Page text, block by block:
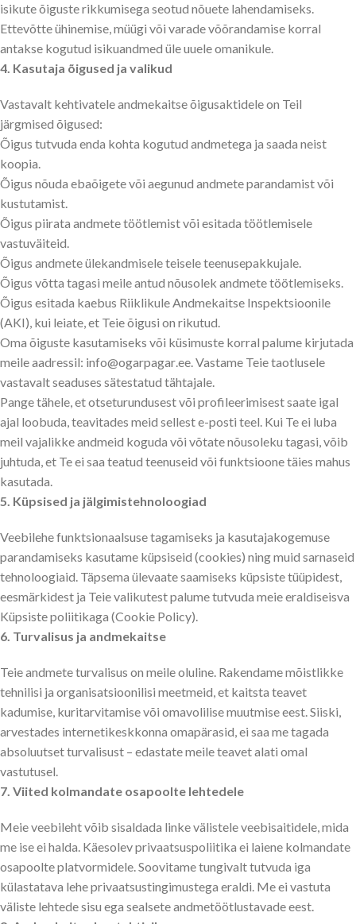
isikute õiguste rikkumisega seotud nõuete lahendamiseks.
Ettevõtte ühinemise, müügi või varade võõrandamise korral
antakse kogutud isikuandmed üle uuele omanikule.
4. Kasutaja õigused ja valikud
Vastavalt kehtivatele andmekaitse õigusaktidele on Teil
järgmised õigused:
Õigus tutvuda enda kohta kogutud andmetega ja saada neist
koopia.
Õigus nõuda ebaõigete või aegunud andmete parandamist või
kustutamist.
Õigus piirata andmete töötlemist või esitada töötlemisele
vastuväiteid.
Õigus andmete ülekandmisele teisele teenusepakkujale.
Õigus võtta tagasi meile antud nõusolek andmete töötlemiseks.
Õigus esitada kaebus Riiklikule Andmekaitse Inspektsioonile
(AKI), kui leiate, et Teie õigusi on rikutud.
Oma õiguste kasutamiseks või küsimuste korral palume kirjutada
meile aadressil: info@ogarpagar.ee. Vastame Teie taotlusele
vastavalt seaduses sätestatud tähtajale.
Pange tähele, et otseturundusest või profileerimisest saate igal
ajal loobuda, teavitades meid sellest e-posti teel. Kui Te ei luba
meil vajalikke andmeid koguda või võtate nõusoleku tagasi, võib
juhtuda, et Te ei saa teatud teenuseid või funktsioone täies mahus
kasutada.
5. Küpsised ja jälgimistehnoloogiad
Veebilehe funktsionaalsuse tagamiseks ja kasutajakogemuse
parandamiseks kasutame küpsiseid (cookies) ning muid sarnaseid
tehnoloogiaid. Täpsema ülevaate saamiseks küpsiste tüüpidest,
eesmärkidest ja Teie valikutest palume tutvuda meie eraldiseisva
Küpsiste poliitikaga (Cookie Policy).
6. Turvalisus ja andmekaitse
Teieandmeteturvalisus on meile oluline. Rakendame mõistlikke
tehnilisi ja organisatsioonilisi meetmeid, et kaitsta teavet
kadumise, kuritarvitamise või omavolilise muutmise eest. Siiski,
arvestades internetikeskkonna omapärasid, ei saa me tagada
absoluutset turvalisust – edastate meile teavet alati omal
vastutusel.
7. Viited kolmandate osapoolte lehtedele
Meie veebileht võib sisaldada linke välistele veebisaitidele, mida
me ise ei halda. Käesolev privaatsuspoliitika ei laiene kolmandate
osapoolte platvormidele. Soovitame tungivalt tutvuda iga
külastatava lehe privaatsustingimustega eraldi. Me ei vastuta
väliste lehtede sisu ega sealsete andmetöötlustavade eest.